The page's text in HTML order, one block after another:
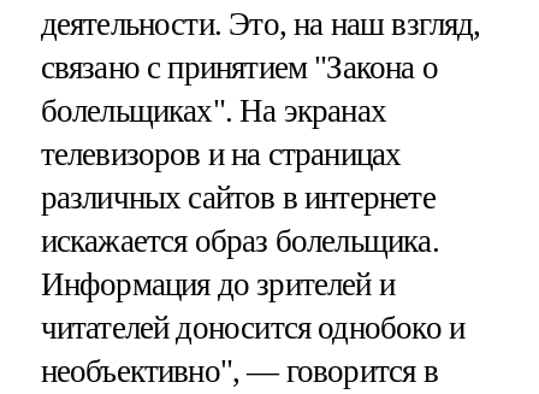
деятельности. Это, на наш взгляд,
связано с принятием "Закона о
болельщиках". На экранах
телевизоров и на страницах
различных сайтов в интернете
искажается образ болельщика.
Информация до зрителей и
читателей доносится однобоко и
необъективно", — говорится в